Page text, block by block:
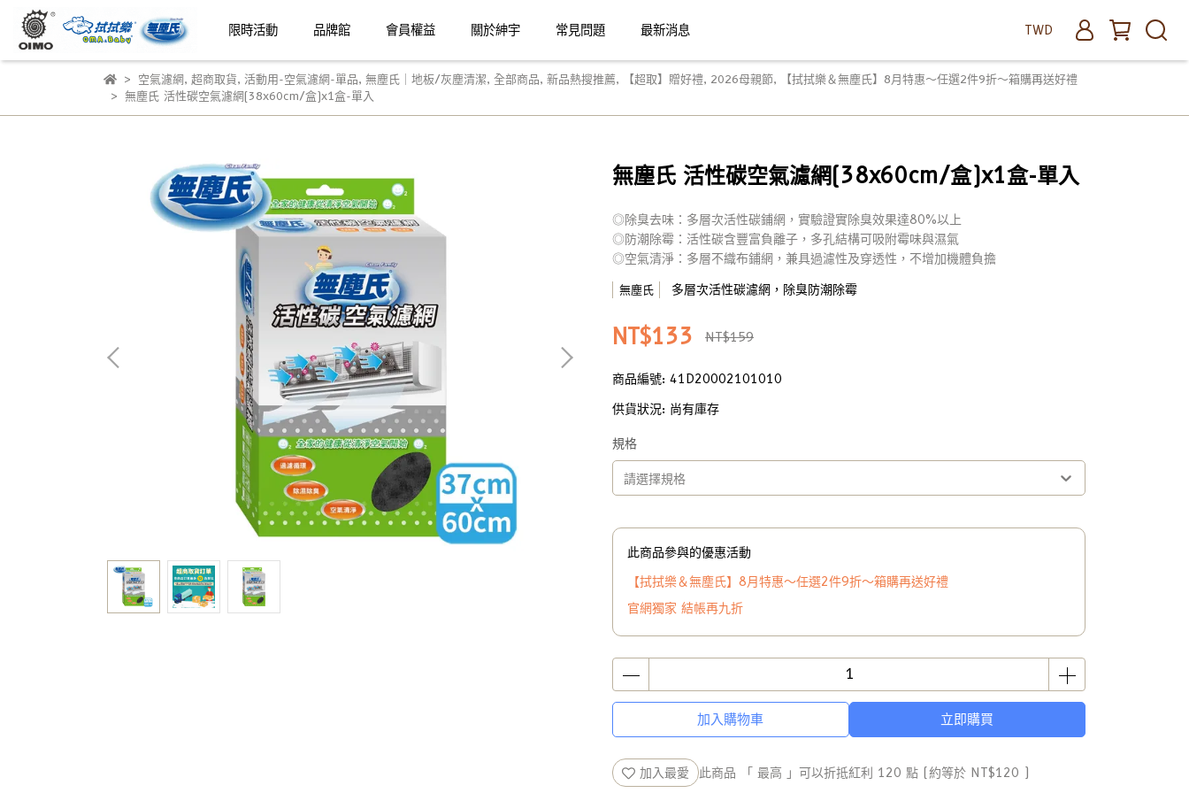
限時活動 品牌館 會員權益 關於紳宇 常見問題 最新消息 TWD
空氣濾網, 超商取貨, 活動用-空氣濾網-單品, 無塵氏｜地板/灰塵清潔, 全部商品, 新品熱搜推薦, 【超取】贈好禮, 2026母親節,
【拭拭樂＆無塵氏】8月特惠～任選2件9折～箱購再送好禮
無塵氏 活性碳空氣濾網(38x60cm/盒)x1盒-單入
無塵氏 活性碳空氣濾網(38x60cm/盒)x1盒-單入
◎除臭去味：多層次活性碳鋪網，實驗證實除臭效果達80%以上
◎防潮除霉：活性碳含豐富負離子，多孔結構可吸附霉味與濕氣
◎空氣清淨：多層不織布鋪網，兼具過濾性及穿透性，不增加機體負擔
無塵氏 多層次活性碳濾網，除臭防潮除霉
NT$133 NT$159
商品編號: 41D20002101010
供貨狀況: 尚有庫存
規格
此商品參與的優惠活動
【拭拭樂＆無塵氏】8月特惠～任選2件9折～箱購再送好禮
官網獨家 結帳再九折
加入購物車 立即購買
加入最愛 此商品 「 最高 」可以折抵紅利 120 點 (約等於 NT$120 )